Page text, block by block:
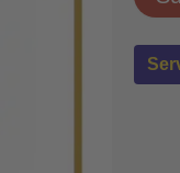
h
n